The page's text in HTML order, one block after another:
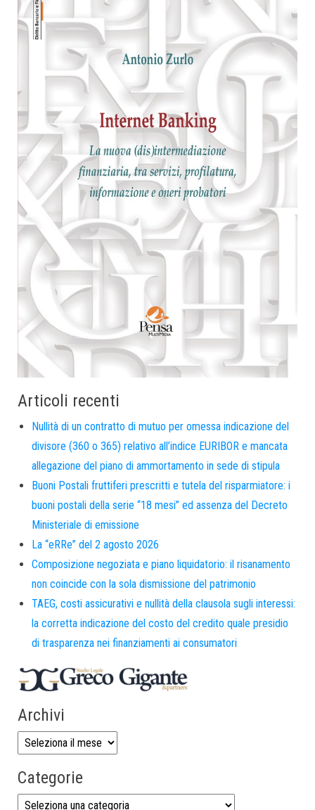
Articoli recenti
Nullità di un contratto di mutuo per omessa indicazione del
divisore (360 o 365) relativo all’indice EURIBOR e mancata
allegazione del piano di ammortamento in sede di stipula
Buoni Postali fruttiferi prescritti e tutela del risparmiatore: i
buoni postali della serie “18 mesi” ed assenza del Decreto
Ministeriale di emissione
La “eRRe” del 2 agosto 2026
Composizione negoziata e piano liquidatorio: il risanamento
non coincide con la sola dismissione del patrimonio
TAEG, costi assicurativi e nullità della clausola sugli interessi:
la corretta indicazione del costo del credito quale presidio
di trasparenza nei finanziamenti ai consumatori
Archivi
Categorie